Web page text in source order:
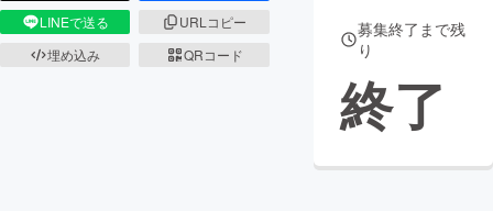
LINEで送る
URLコピー
埋め込み
QRコード
募集終了まで残
り
終了